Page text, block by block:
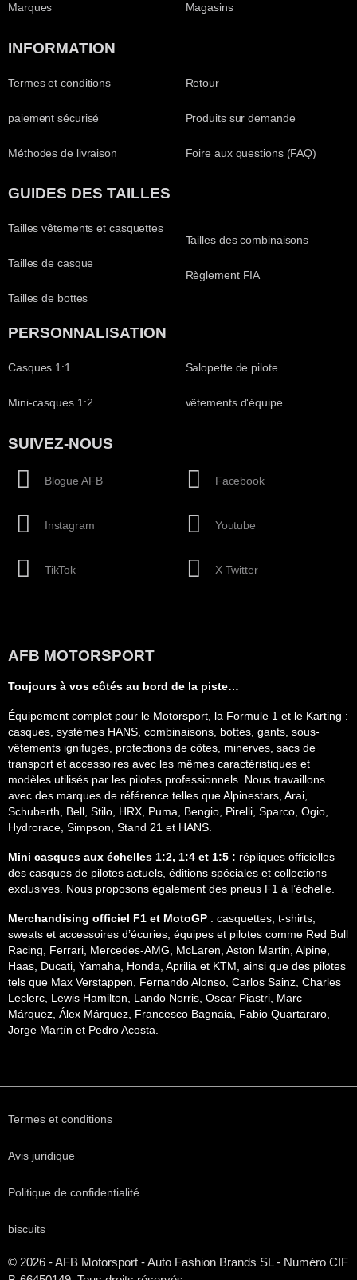
Marques Magasins
INFORMATION
Termes et conditions
paiement sécurisé
Méthodes de livraison
Retour
Produits sur demande
Foire aux questions (FAQ)
GUIDES DES TAILLES
Tailles vêtements et casquettes
Tailles de casque
Tailles de bottes
Tailles des combinaisons
Règlement FIA
PERSONNALISATION
Casques 1:1
Mini-casques 1:2
Salopette de pilote
vêtements d'équipe
SUIVEZ-NOUS
Blogue AFB
Instagram
TikTok
Facebook
Youtube
X Twitter
AFB MOTORSPORT
Toujours à vos côtés au bord de la piste…
Équipement complet pour le Motorsport, la Formule 1 et le Karting :
casques, systèmes HANS, combinaisons, bottes, gants, sous-
vêtements ignifugés, protections de côtes, minerves, sacs de
transport et accessoires avec les mêmes caractéristiques et
modèles utilisés par les pilotes professionnels. Nous travaillons
avec des marques de référence telles que Alpinestars, Arai,
Schuberth, Bell, Stilo, HRX, Puma, Bengio, Pirelli, Sparco, Ogio,
Hydrorace, Simpson, Stand 21 et HANS.
Mini casques aux échelles 1:2, 1:4 et 1:5 : répliques officielles
des casques de pilotes actuels, éditions spéciales et collections
exclusives. Nous proposons également des pneus F1 à l’échelle.
Merchandising officiel F1 et MotoGP : casquettes, t-shirts,
sweats et accessoires d’écuries, équipes et pilotes comme Red Bull
Racing, Ferrari, Mercedes-AMG, McLaren, Aston Martin, Alpine,
Haas, Ducati, Yamaha, Honda, Aprilia et KTM, ainsi que des pilotes
tels que Max Verstappen, Fernando Alonso, Carlos Sainz, Charles
Leclerc, Lewis Hamilton, Lando Norris, Oscar Piastri, Marc
Márquez, Álex Márquez, Francesco Bagnaia, Fabio Quartararo,
Jorge Martín et Pedro Acosta.
Termes et conditions
Avis juridique
Politique de confidentialité
biscuits
© 2026 - AFB Motorsport - Auto Fashion Brands SL- Numéro CIF